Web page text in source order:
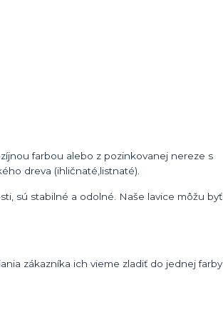
farbou alebo z pozinkovanej nereze s
dreva (ihličnaté,listnaté).
sú stabilné a odolné. Naše lavice môžu byť
zákazníka ich vieme zladiť do jednej farby